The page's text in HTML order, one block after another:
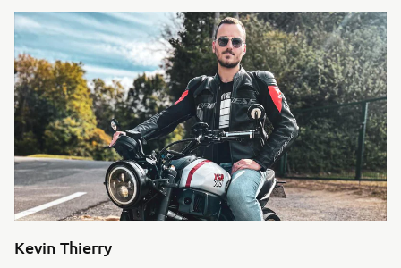
Kevin Thierry